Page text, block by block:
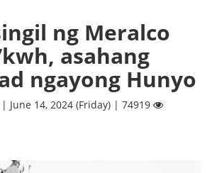
ng Meralco
asahang
ngayong Hunyo
| June 14, 2024 (Friday) | 74919